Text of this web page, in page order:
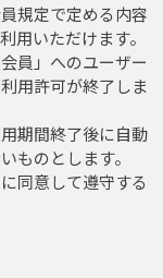
規定で定める内容
用いただけます。
員」へのユーザー
用許可が終了しま
期間終了後に自動
ものとします。
に同意して遵守する